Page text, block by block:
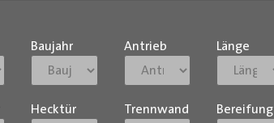
Baujahr Antrieb Länge
Hecktür Trennwand Bereifung